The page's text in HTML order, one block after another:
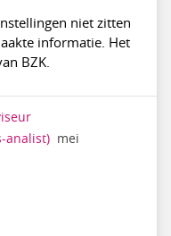
niet zitten
informatie. Het
BZK.
analist) mei